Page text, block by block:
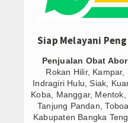
Siap Melayani
Penjualan Obat
Rokan Hilir, Kampar,
Indragiri Hulu, Siak,
Koba, Manggar,
Tanjung Pandan,
Kabupaten Bangka